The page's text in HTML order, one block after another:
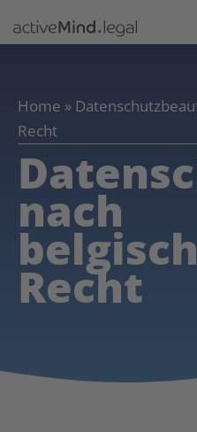
Home »
Recht
nach
Recht